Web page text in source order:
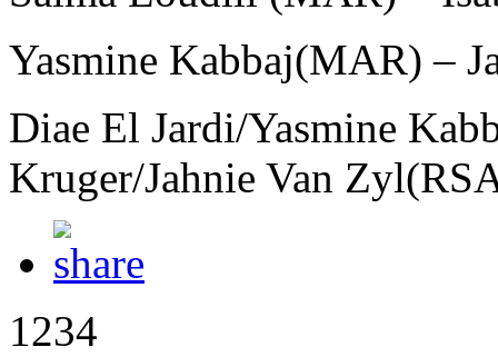
Yasmine Kabbaj(MAR) –
Diae El Jardi/Yasmine
Kruger/Jahnie Van
1234